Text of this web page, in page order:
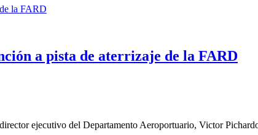
a pista de aterrizaje de la FARD
ejecutivo del Departamento Aeroportuario, Victor